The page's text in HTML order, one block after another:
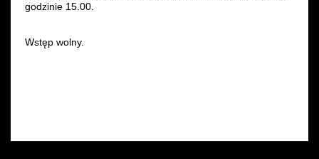
godzinie 15.00.
Wstęp wolny.